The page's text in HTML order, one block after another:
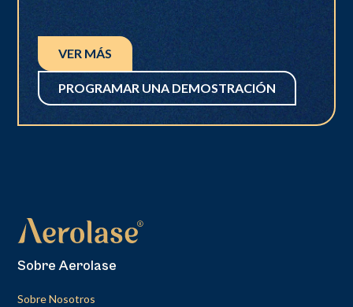
VER MÁS
PROGRAMAR UNA DEMOSTRACIÓN
Sobre Aerolase
Sobre Nosotros